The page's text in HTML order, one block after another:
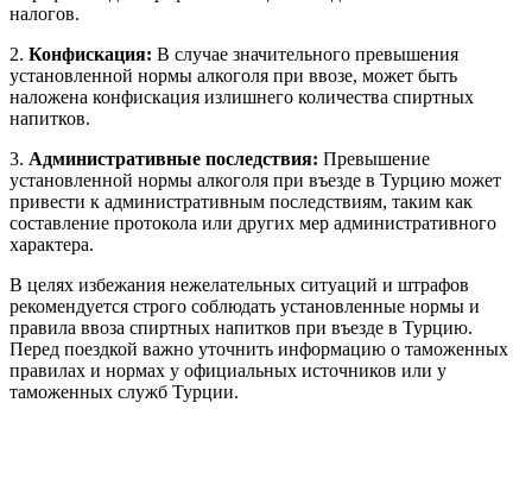
налогов.
2. Конфискация: В случае значительного превышения
установленной нормы алкоголя при ввозе, может быть
наложена конфискация излишнего количества спиртных
напитков.
3. Административные последствия: Превышение
установленной нормы алкоголя при въезде в Турцию может
привести к административным последствиям, таким как
составление протокола или других мер административного
характера.
В целях избежания нежелательных ситуаций и штрафов
рекомендуется строго соблюдать установленные нормы и
правила ввоза спиртных напитков при въезде в Турцию.
Перед поездкой важно уточнить информацию о таможенных
правилах и нормах у официальных источников или у
таможенных служб Турции.